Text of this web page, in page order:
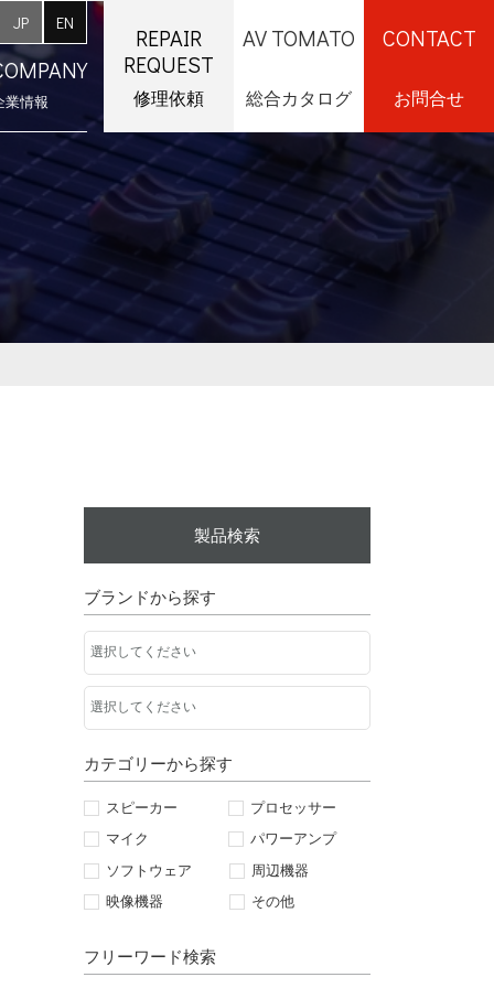
JP EN
業情報
採用情報
REPAIR
REQUEST
修理依頼
AV TOMATO
総合カタログ
CONTACT
お問合せ
製品検索
ブランドから探す
カテゴリーから探す
スピーカー
プロセッサー
マイク
パワーアンプ
ソフトウェア
周辺機器
映像機器
その他
フリーワード検索